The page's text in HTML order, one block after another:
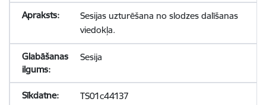
Sesijas uzturēšana no slodzes dalīšanas
viedokļa.
Sesija
TS01c44137